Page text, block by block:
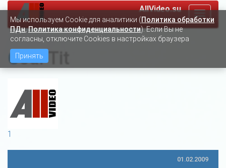
AllVideo.su
Coal Tit
1
01.02.2009
Мы используем Сookie для аналитики (Политика обработки
ПДн,Политика конфиденциальности). Если Вы не
согласны, отключите Cookies в настройках браузера
Принять